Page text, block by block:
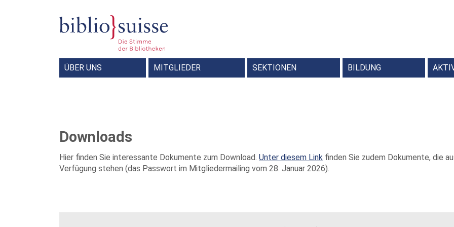
ÜBER UNS MITGLIEDER SEKTIONEN BILDUNG
Downloads
Hier finden Sie interessante Dokumente zum Download. Unter diesem Link finden Sie zudem Dokumente, die
Verfügung stehen (das Passwort im Mitgliedermailing vom 28. Januar 2026).